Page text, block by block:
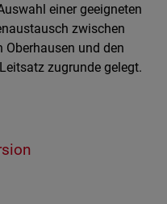
einer geeigneten
zwischen
und den
zugrunde gelegt.